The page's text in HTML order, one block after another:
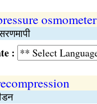
osmometer
: